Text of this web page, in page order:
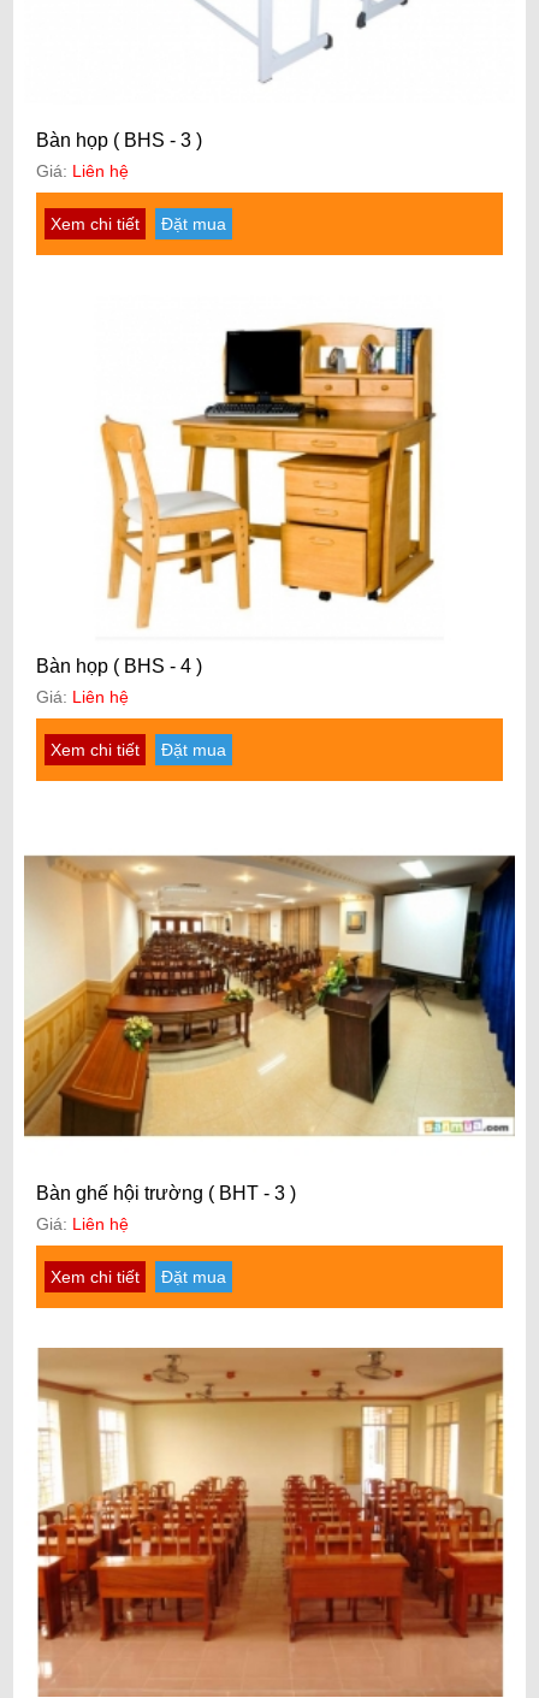
Bàn họp ( BHS - 3 )
Giá: Liên hệ
Xem chi tiết Đặt mua
Bàn họp ( BHS - 4 )
Giá: Liên hệ
Xem chi tiết Đặt mua
Bàn ghế hội trường ( BHT - 3 )
Giá: Liên hệ
Xem chi tiết Đặt mua